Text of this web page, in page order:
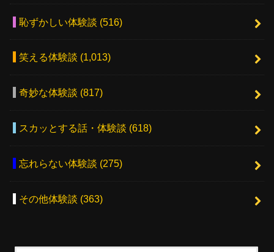
恥ずかしい体験談 (516)
笑える体験談 (1,013)
奇妙な体験談 (817)
スカッとする話・体験談 (618)
忘れらない体験談 (275)
その他体験談 (363)